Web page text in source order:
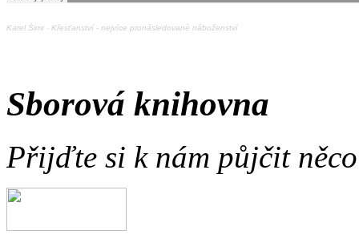
Karel Šimr · Křesťanství - nejvíce pronásledované náboženství
Sborová knihovna
Přijďte si k nám půjčit